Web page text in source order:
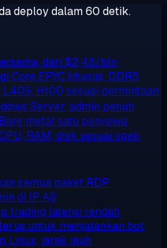
deploy dalam 60 detik.
dari $2,48/bln
Core EPYC khusus, DDR5
L40S, H100 sesuai permintaan
Server, admin penuh
Bare metal satu penyewa
RAM, disk sesuai spek
semua paket RDP
di IP AS
trading latensi rendah
untuk menjalankan bot
Linux, jarak jauh